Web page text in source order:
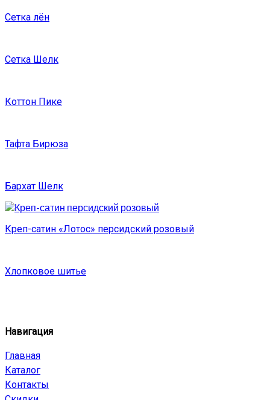
Сетка лён
Сетка Шелк
Коттон Пике
Тафта Бирюза
Бархат Шелк
Креп-сатин «Лотос» персидский розовый
Хлопковое шитье
Навигация
Главная
Каталог
Контакты